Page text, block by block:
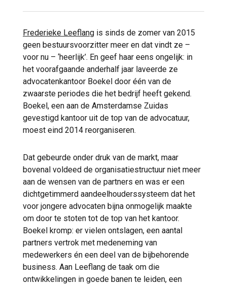
Frederieke Leeflang is sinds de zomer van 2015
geen bestuursvoorzitter meer en dat vindt ze –
voor nu – ‘heerlijk’. En geef haar eens ongelijk: in
het voorafgaande anderhalf jaar laveerde ze
advocatenkantoor Boekel door één van de
zwaarste periodes die het bedrijf heeft gekend.
Boekel, een aan de Amsterdamse Zuidas
gevestigd kantoor uit de top van de advocatuur,
moest eind 2014 reorganiseren.
Dat gebeurde onder druk van de markt, maar
bovenal voldeed de organisatiestructuur niet meer
aan de wensen van de partners en was er een
dichtgetimmerd aandeelhouderssysteem dat het
voor jongere advocaten bijna onmogelijk maakte
om door te stoten tot de top van het kantoor.
Boekel kromp: er vielen ontslagen, een aantal
partners vertrok met medeneming van
medewerkers én een deel van de bijbehorende
business. Aan Leeflang de taak om die
ontwikkelingen in goede banen te leiden, een